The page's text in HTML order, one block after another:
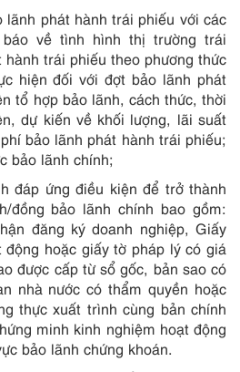
phát hành trái phiếu với các
về tình hình thị trường trái
hành trái phiếu theo phương thức
hiện đối với đợt bảo lãnh phát
tổ hợp bảo lãnh, cách thức, thời
dự kiến về khối lượng, lãi suất
bảo lãnh phát hành trái phiếu;
bảo lãnh chính;
đáp ứng điều kiện để trở thành
đồng bảo lãnh chính bao gồm:
đăng ký doanh nghiệp, Giấy
hoặc giấy tờ pháp lý có giá
được cấp từ sổ gốc, bản sao có
nhà nước có thẩm quyền hoặc
thực xuất trình cùng bản chính
minh kinh nghiệm hoạt động
bảo lãnh chứng khoán.